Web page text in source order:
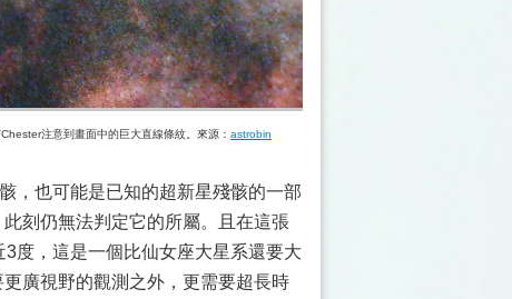
注意到畫面中的巨大直線條紋。來源： astrobin
，也可能是已知的超新星殘骸的一部
刻仍無法判定它的所屬。且在這張
度，這是一個比仙女座大星系還要大
廣視野的觀測之外，更需要超長時